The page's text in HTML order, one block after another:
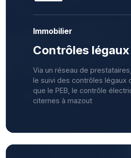
Immobilier
Contrôles légaux
Via un réseau de
le suivi des contrôles légaux
que le PEB, le contrôle
citernes à mazout